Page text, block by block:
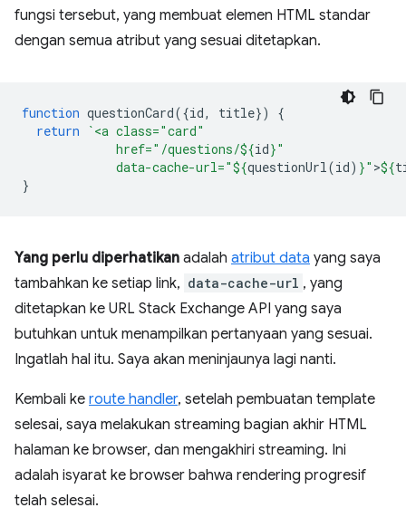
fungsi tersebut, yang membuat elemen HTML standar
dengan semua atribut yang sesuai ditetapkan.
function questionCard({id, title})
{
return
`<a class="card"
             href="/questions/
${id}"
             data-cache-url="
${questionUrl(id) }" >${
}
Yang perlu diperhatikan adalah atribut data yang saya
tambahkan ke setiap link, data-cache-url , yang
ditetapkan ke URL Stack Exchange API yang saya
butuhkan untuk menampilkan pertanyaan yang sesuai.
Ingatlah hal itu. Saya akan meninjaunya lagi nanti.
Kembali ke route handler, setelah pembuatan template
selesai, saya melakukan streaming bagian akhir HTML
halaman ke browser, dan mengakhiri streaming. Ini
adalah isyarat ke browser bahwa rendering progresif
telah selesai.